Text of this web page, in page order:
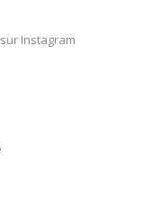
Instagram